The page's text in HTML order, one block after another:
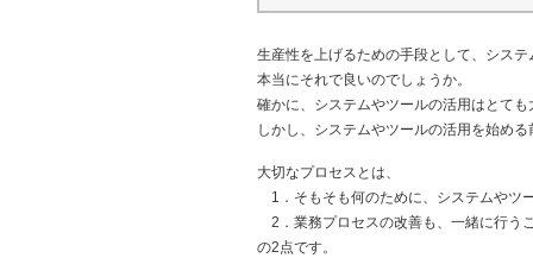
生産性を上げるための手段として、シス
本当にそれで良いのでしょうか。
確かに、システムやツールの活用はとても
しかし、システムやツールの活用を始め
大切なプロセスとは、
1．そもそも何のために、システムやツ
2．業務プロセスの改善も、一緒に行う
の2点です。